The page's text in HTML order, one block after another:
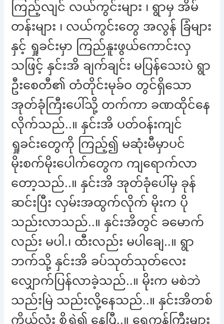
ကြည့်လျင် လယ်ကွင်းများ ၊ ရွာမှ အိမ်
တန်းများ ၊ လယ်ကွင်းတွေ အလွန် ခြံများ
နှင့် ရှုခင်းမှာ ကြည်နူးဖွယ်ကောင်းလှ
သဖြင့် နှင်းအိ ချက်ချင်း မပြန်သေးပဲ ရွာ
ဦးစေတီ၏ တံတိုင်းမုခ်ဝ တွင်ရှိသော
အုတ်ခုံကြီးပေါ်သို့ တက်ကာ ခဏထိုင်နေ
လိုက်သည်..။ နှင်းအိ ပတ်ဝန်းကျင်
ရှုခင်းတွေကို ကြည့်၍ မဆုံးမီမှာပင်
မိုးစက်မိုးပေါက်တွေက ကျရောက်လာ
တော့သည်..။ နှင်းအိ အုတ်ခုံပေါ်မှ ခုန်
ဆင်းပြီး လှမ်းအထွက်လိုက် မိုးက ပို
သည်းလာသည်..။ နှင်းအိတွင် ခမောက်
လည်း မပါ.၊ ထီးလည်း မပါချေ..။ ရွာ
ဘက်သို့ နှင်းအိ ခပ်သုတ်သုတ်လေး
လျှောက်ပြန်လာခဲ့သည်..။ မိုးက မစဲဘဲ
သည်းမြဲ သည်းလို့နေသည်..။ နှင်းအိတစ်
ကိုယ်လုံး စိုရွှဲ၍ နေပြီ..။ ရေကန်ကြီးများ